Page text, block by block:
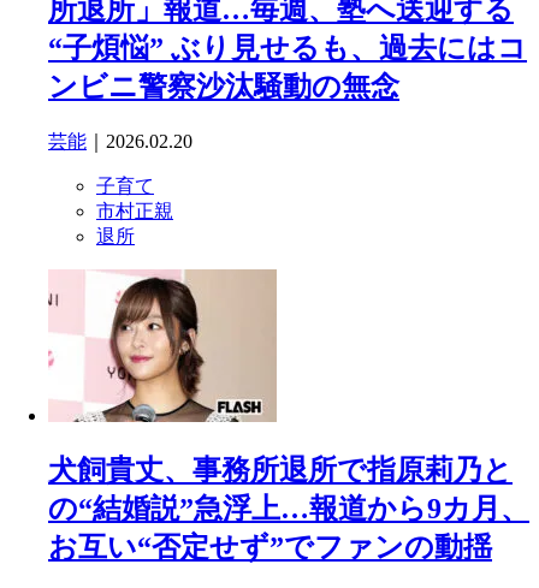
所退所」報道…毎週、塾へ送迎する
“子煩悩” ぶり見せるも、過去にはコ
ンビニ警察沙汰騒動の無念
芸能 ｜2026.02.20
子育て
市村正親
退所
犬飼貴丈、事務所退所で指原莉乃と
の“結婚説”急浮上…報道から9カ月、
お互い“否定せず”でファンの動揺